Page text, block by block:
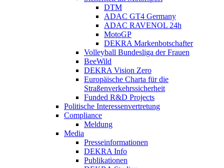
DTM
ADAC GT4 Germany
ADAC RAVENOL 24h
MotoGP
DEKRA Markenbotschafter
Volleyball Bundesliga der Frauen
BeeWild
DEKRA Vision Zero
Europäische Charta für die
Straßenverkehrssicherheit
Funded R&D Projects
Politische Interessenvertretung
Compliance
Meldung
Media
Presseinformationen
DEKRA Info
Publikationen